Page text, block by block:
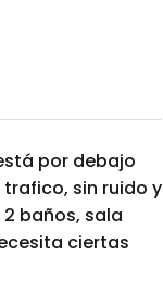
por debajo
sin ruido y
baños, sala
ciertas